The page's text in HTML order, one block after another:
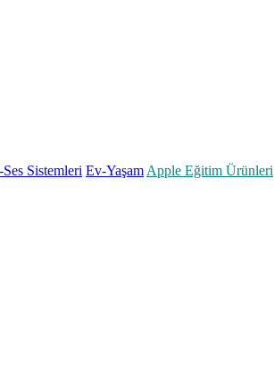
Sistemleri Ev-Yaşam Apple Eğitim Ürünleri